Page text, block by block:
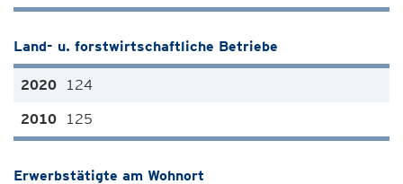
Land- u. forstwirtschaftliche Betriebe
124
125
Erwerbstätigte am Wohnort